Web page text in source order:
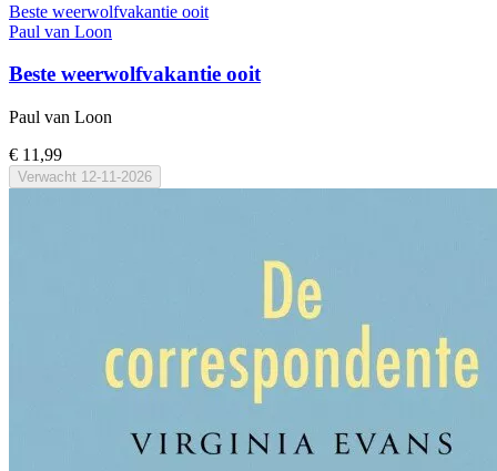
Beste weerwolfvakantie ooit
Paul van Loon
Beste weerwolfvakantie ooit
Paul van Loon
€ 11,99
Verwacht 12-11-2026